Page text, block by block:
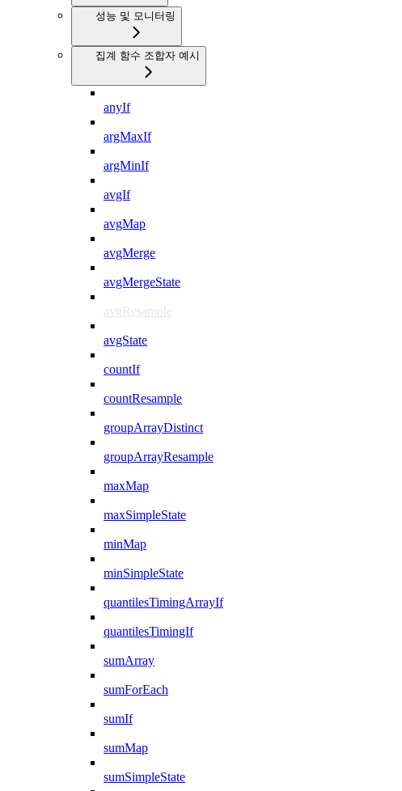
성능 및 모니터링
집계 함수 조합자 예시
anyIf
argMaxIf
argMinIf
avgIf
avgMap
avgMerge
avgMergeState
avgResample
avgState
countIf
countResample
groupArrayDistinct
groupArrayResample
maxMap
maxSimpleState
minMap
minSimpleState
quantilesTimingArrayIf
quantilesTimingIf
sumArray
sumForEach
sumIf
sumMap
sumSimpleState